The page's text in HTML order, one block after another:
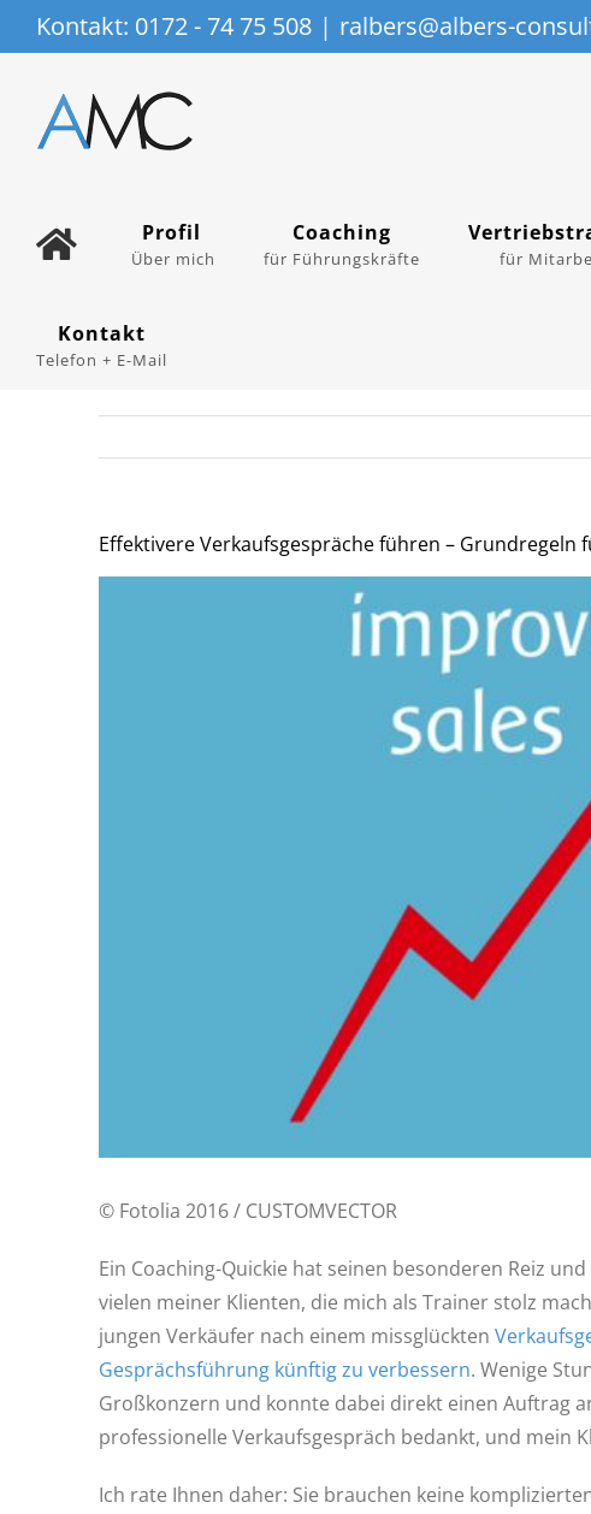
Zum
Inhalt
Kontakt: 0172 - 74 75 508 | ralbers@albers-
Profil
Über mich
Coaching
für Führungskräfte für
Kontakt
Telefon + E-Mail
Effektivere Verkaufsgespräche führen – Grundregeln
© Fotolia 2016 / CUSTOMVECTOR
Ein Coaching-Quickie hat seinen besonderen Reiz
vielen meiner Klienten, die mich als Trainer stolz
jungen Verkäufer nach einem missglückten
Gesprächsführung künftig zu verbessern. Wenige
Großkonzern und konnte dabei direkt einen Auftrag
professionelle Verkaufsgespräch bedankt, und mein
Ich rate Ihnen daher: Sie brauchen keine